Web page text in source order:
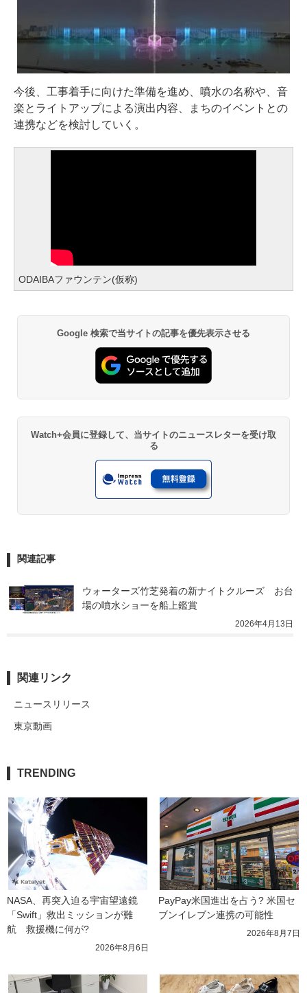
今後、工事着手に向けた準備を進め、噴水の名称や、音
楽とライトアップによる演出内容、まちのイベントとの
連携などを検討していく。
ODAIBAファウンテン(仮称)
Google 検索で当サイトの記事を優先表示させる
Watch+会員に登録して、当サイトのニュースレターを受け取
る
関連記事
ウォーターズ竹芝発着の新ナイトクルーズ　お台
場の噴水ショーを船上鑑賞
2026年4月13日
関連リンク
ニュースリリース
東京動画
TRENDING
NASA、再突入迫る宇宙望遠鏡
「Swift」救出ミッションが難
航　救援機に何が?
2026年8月6日
PayPay米国進出を占う? 米国セ
ブンイレブン連携の可能性
2026年8月7日